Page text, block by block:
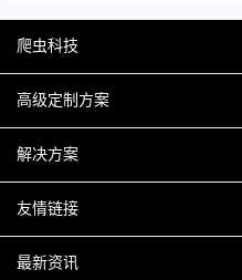
爬虫科技
爬虫案例
关于爬虫
高级定制方案
H5互动营销
微信小程序
解决方案
商城解决方案
商城会员积分商城解决方案
友情链接
厦门小程序开发
最新资讯